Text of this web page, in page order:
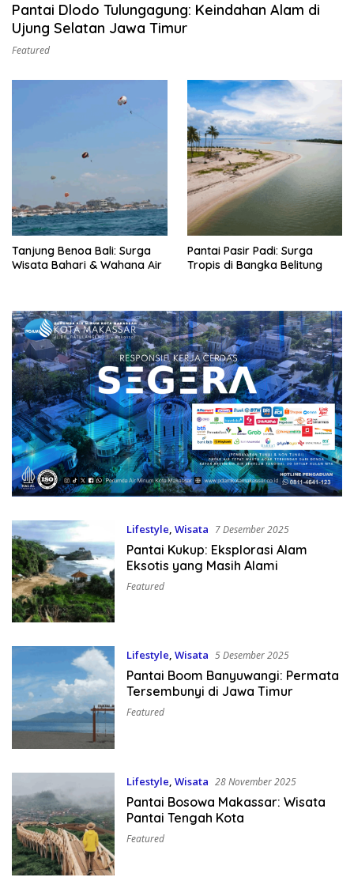
Pantai Dlodo Tulungagung: Keindahan Alam di
Ujung Selatan Jawa Timur
Featured
Tanjung Benoa Bali: Surga
Wisata Bahari & Wahana Air
Pantai Pasir Padi: Surga
Tropis di Bangka Belitung
Lifestyle, Wisata 7 Desember 2025
Pantai Kukup: Eksplorasi Alam
Eksotis yang Masih Alami
Featured
Lifestyle, Wisata 5 Desember 2025
Pantai Boom Banyuwangi: Permata
Tersembunyi di Jawa Timur
Featured
Lifestyle, Wisata 28 November 2025
Pantai Bosowa Makassar: Wisata
Pantai Tengah Kota
Featured